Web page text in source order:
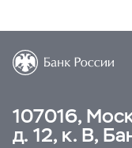
107016,
д. 12, к. В,